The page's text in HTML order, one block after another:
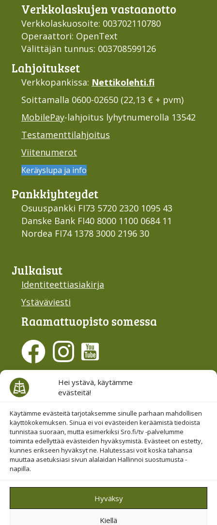
Hei ystävä, käytämme
evästeitä!
Käytämme evästeitä tarjotaksemme sinulle parhaan mahdollisen
käyttökokemuksen. Sinua ei voi evästeiden keräämistä tiedoista
tunnistaa suoraan, mutta esimerkiksi Sro.fi/tv -palvelumme
toiminta edellyttää evästeiden hyväksymistä. Evästeet on estetty,
kunnes erikseen hyväksyt ne. Halutessasi voit koska tahansa
muuttaa asetuksiasi sivun alalaidan Hallinnoi suostumusta -
napilla.
Hyväksy
Kiellä
Verkko­laskujen vastaan­otto
Verkkolaskuosoite: 003702110780
Operaattori: OpenText
Välittäjän tunnus: 003708599126
Lahjoi­tukset
Verkkopankissa: Nettikolehti.fi
Soittamalla 0600-02650 (22,13 € + pvm)
MobilePay-lahjoitus lyhytnumerolla 13542
Testamenttilahjoitus
Viitenumerot
Keräyslupa ja info
Pankki­yhteydet
Osuuspankki FI73 5720 2320 1095 43
Danske Bank FI40 8000 1100 0684 11
Nordea FI74 1378 3000 2196 30
Julkaisut
Identiteettiasiakirja
Ystäväviesti
Raamattu­opisto somessa
Evästesuostumus
Hallinnoi evästeitä
Etsi sivuiltamme
© 2019-2026 Suomen Raamattuopiston Säätiö
Saavutettavuus huomioitu